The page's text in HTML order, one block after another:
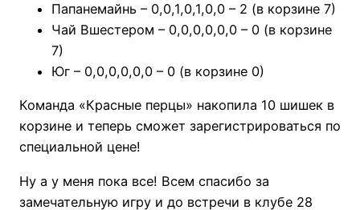
Папанемайнь – 0,0,1,0,1,0,0 – 2 (в корзине 7)
Чай Вшестером – 0,0,0,0,0,0 – 0 (в корзине
7)
Юг – 0,0,0,0,0,0 – 0 (в корзине 0)
Команда «Красные перцы» накопила 10 шишек в
корзине и теперь сможет зарегистрироваться по
специальной цене!
Ну а у меня пока все! Всем спасибо за
замечательную игру и до встречи в клубе 28